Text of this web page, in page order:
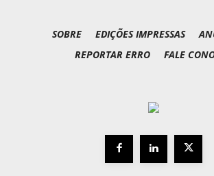
SOBRE EDIÇÕES IMPRESSAS
REPORTAR ERRO
FALE